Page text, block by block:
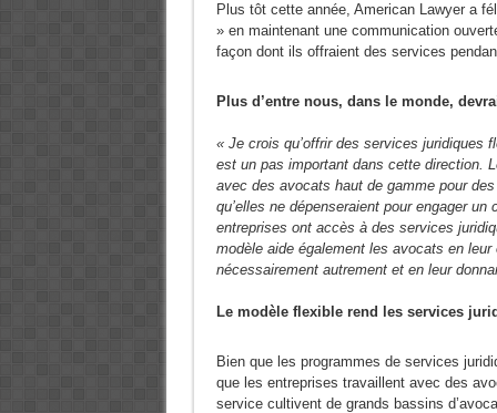
Plus tôt cette année, American Lawyer a
» en maintenant une communication
façon dont ils offraient des services
Plus d’entre nous, dans le monde,
« Je crois qu’offrir des services juridiques
est un pas important dans cette direction.
avec des avocats haut de gamme pour
qu’elles ne dépenseraient pour engager
entreprises ont accès à des services
modèle aide également les avocats en leur
nécessairement autrement et en leur
Le modèle flexible rend les services
Bien que les programmes de services
que les entreprises travaillent avec des
service cultivent de grands bassins